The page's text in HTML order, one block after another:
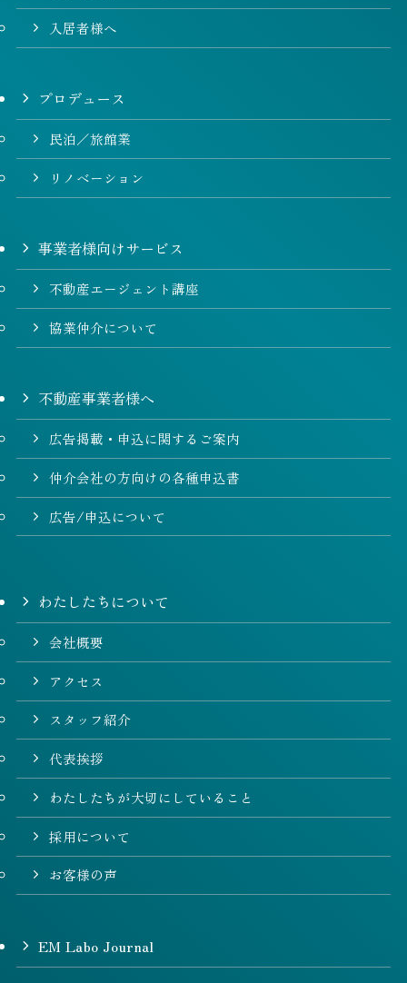
入居者様へ
プロデュース
民泊／旅館業
リノベーション
事業者様向けサービス
不動産エージェント講座
協業仲介について
不動産事業者様へ
広告掲載・申込に関するご案内
仲介会社の方向けの各種申込書
広告/申込について
わたしたちについて
会社概要
アクセス
スタッフ紹介
代表挨拶
わたしたちが大切にしていること
採用について
お客様の声
EM Labo Journal